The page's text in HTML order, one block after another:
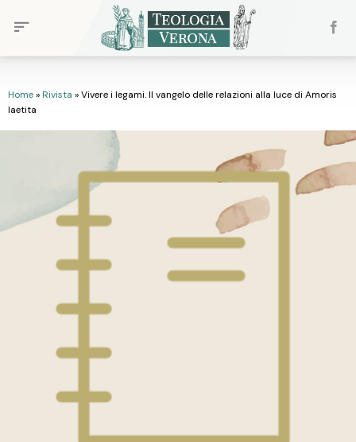
Home»Rivista »Vivere i legami. Il vangelo delle relazioni alla luce di Amoris
laetita